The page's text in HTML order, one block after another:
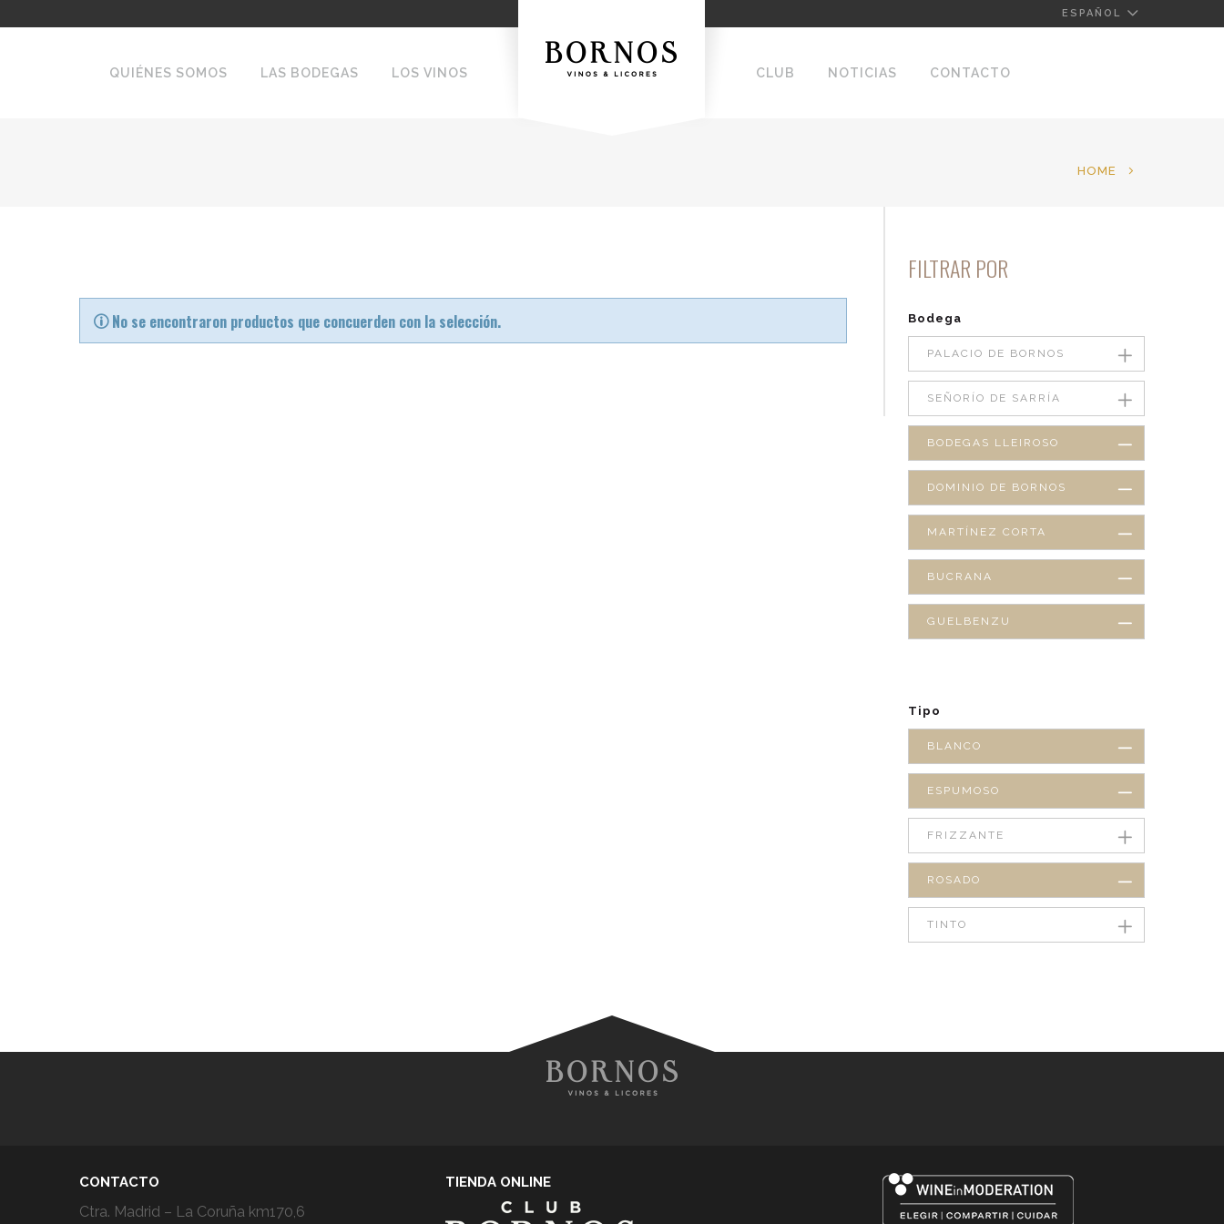
ESPAÑOL
QUIÉNES SOMOS LAS BODEGAS LOS VINOS CLUB NOTICIAS CONTACTO
HOME
No se encontraron productos que concuerden con la selección.
FILTRAR POR
Bodega
PALACIO DE BORNOS
SEÑORÍO DE SARRÍA
BODEGAS LLEIROSO
DOMINIO DE BORNOS
MARTÍNEZ CORTA
BUCRANA
GUELBENZU
Tipo
BLANCO
ESPUMOSO
FRIZZANTE
ROSADO
TINTO
CONTACTO
Ctra. Madrid – La Coruña km170,6
TIENDA ONLINE